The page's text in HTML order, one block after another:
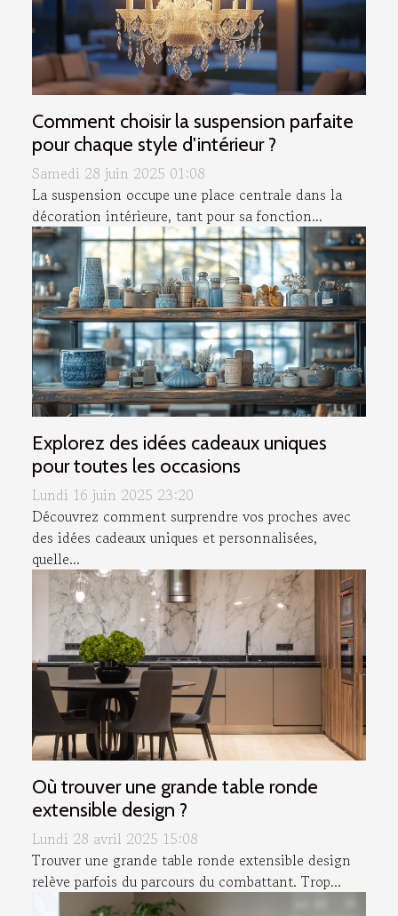
Comment choisir la suspension parfaite
pour chaque style d'intérieur ?
Samedi 28 juin 2025 01:08
La suspension occupe une place centrale dans la
décoration intérieure, tant pour sa fonction...
Explorez des idées cadeaux uniques
pour toutes les occasions
Lundi 16 juin 2025 23:20
Découvrez comment surprendre vos proches avec
des idées cadeaux uniques et personnalisées,
quelle...
Où trouver une grande table ronde
extensible design ?
Lundi 28 avril 2025 15:08
Trouver une grande table ronde extensible design
relève parfois du parcours du combattant. Trop...